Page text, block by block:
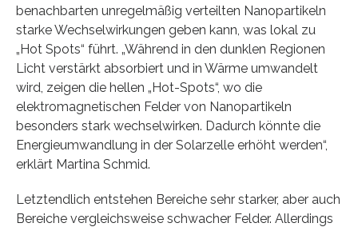
benachbarten unregelmäßig verteilten Nanopartikeln
starke Wechselwirkungen geben kann, was lokal zu
„Hot Spots“ führt. „Während in den dunklen Regionen
Licht verstärkt absorbiert und in Wärme umwandelt
wird, zeigen die hellen „Hot-Spots“, wo die
elektromagnetischen Felder von Nanopartikeln
besonders stark wechselwirken. Dadurch könnte die
Energieumwandlung in der Solarzelle erhöht werden“,
erklärt Martina Schmid.
Letztendlich entstehen Bereiche sehr starker, aber auch
Bereiche vergleichsweise schwacher Felder. Allerdings